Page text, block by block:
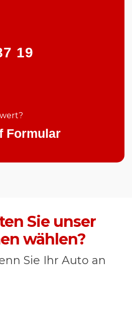
19
Formular
Sie unser
wählen?
Sie Ihr Auto an